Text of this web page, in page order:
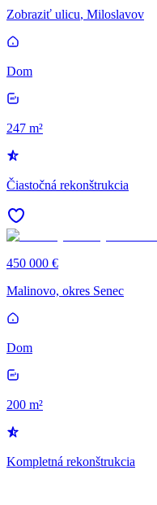
Zobraziť ulicu, Miloslavov
Dom
247 m²
Čiastočná rekonštrukcia
450 000 €
Malinovo, okres Senec
Dom
200 m²
Kompletná rekonštrukcia